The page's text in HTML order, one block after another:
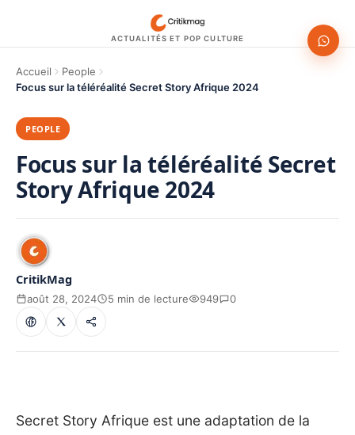
ACTUALITÉS ET POP CULTURE
Accueil
People
Focus sur la téléréalité Secret Story Afrique 2024
PEOPLE
Focus sur la téléréalité Secret
Story Afrique 2024
CritikMag
août 28, 2024 5 min de lecture 949 0
Secret Story Afrique est une adaptation de la